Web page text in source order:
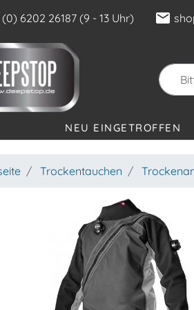
(0) 6202 26187 (9 - 13 Uhr) mail
NEU EINGETROFFEN
Trockentauchen